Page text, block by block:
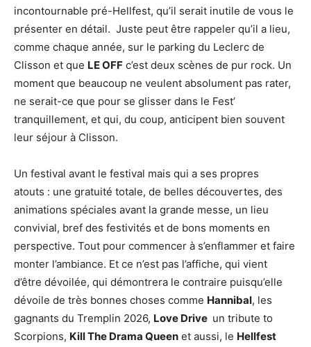
incontournable pré-Hellfest, qu’il serait inutile de vous le
présenter en détail. Juste peut être rappeler qu’il a lieu,
comme chaque année, sur le parking du Leclerc de
Clisson et que LE OFF c’est deux scènes de pur rock. Un
moment que beaucoup ne veulent absolument pas rater,
ne serait-ce que pour se glisser dans le Fest’
tranquillement, et qui, du coup, anticipent bien souvent
leur séjour à Clisson.
Un festival avant le festival mais qui a ses propres
atouts : une gratuité totale, de belles découvertes, des
animations spéciales avant la grande messe, un lieu
convivial, bref des festivités et de bons moments en
perspective. Tout pour commencer à s’enflammer et faire
monter l’ambiance. Et ce n’est pas l’affiche, qui vient
d’être dévoilée, qui démontrera le contraire puisqu’elle
dévoile de très bonnes choses comme Hannibal, les
gagnants du Tremplin 2026, Love Drive un tribute to
Scorpions, Kill The Drama Queen et aussi, le Hellfest